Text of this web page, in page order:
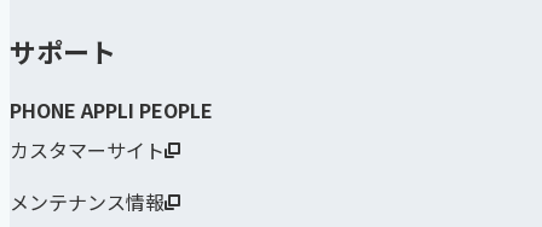
サポート
PHONE APPLI PEOPLE
カスタマーサイト
メンテナンス情報